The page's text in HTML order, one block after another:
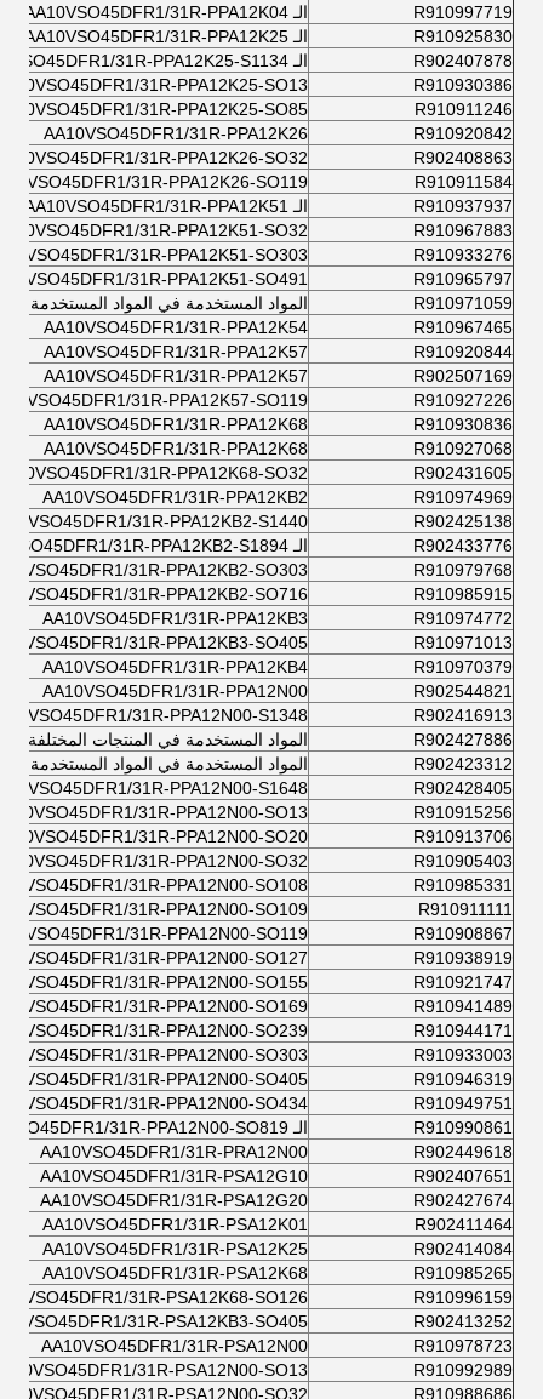
R910997719
الـ AA10VSO45DFR1/31R-PPA12K04
R910925830
الـ AA10VSO45DFR1/31R-PPA12K25
R902407878
الـ AA10VSO45DFR1/31R-PPA12K25-S1134
R910930386
31R-PPA12K25-SO13
R910911246
31R-PPA12K25-SO85
R910920842
AA10VSO45DFR1/31R-PPA12K26
R902408863
31R-PPA12K26-SO32
R910911584
31R-PPA12K26-SO119
R910937937
الـ AA10VSO45DFR1/31R-PPA12K51
R910967883
31R-PPA12K51-SO32
R910933276
31R-PPA12K51-SO303
R910965797
31R-PPA12K51-SO491
R910971059
المواد المستخدمة في المواد المستخدمة في
R910967465
AA10VSO45DFR1/31R-PPA12K54
R910920844
AA10VSO45DFR1/31R-PPA12K57
R902507169
AA10VSO45DFR1/31R-PPA12K57
R910927226
31R-PPA12K57-SO119
R910930836
AA10VSO45DFR1/31R-PPA12K68
R910927068
AA10VSO45DFR1/31R-PPA12K68
R902431605
31R-PPA12K68-SO32
R910974969
AA10VSO45DFR1/31R-PPA12KB2
R902425138
31R-PPA12KB2-S1440
R902433776
الـ AA10VSO45DFR1/31R-PPA12KB2-S1894
R910979768
31R-PPA12KB2-SO303
R910985915
31R-PPA12KB2-SO716
R910974772
AA10VSO45DFR1/31R-PPA12KB3
R910971013
31R-PPA12KB3-SO405
R910970379
AA10VSO45DFR1/31R-PPA12KB4
R902544821
AA10VSO45DFR1/31R-PPA12N00
R902416913
31R-PPA12N00-S1348
R902427886
المواد المستخدمة في المنتجات المختلفة:
R902423312
المواد المستخدمة في المواد المستخدمة في
R902428405
31R-PPA12N00-S1648
R910915256
31R-PPA12N00-SO13
R910913706
31R-PPA12N00-SO20
R910905403
31R-PPA12N00-SO32
R910985331
31R-PPA12N00-SO108
R910911111
31R-PPA12N00-SO109
R910908867
31R-PPA12N00-SO119
R910938919
31R-PPA12N00-SO127
R910921747
31R-PPA12N00-SO155
R910941489
31R-PPA12N00-SO169
R910944171
31R-PPA12N00-SO239
R910933003
31R-PPA12N00-SO303
R910946319
31R-PPA12N00-SO405
R910949751
31R-PPA12N00-SO434
R910990861
الـ AA10VSO45DFR1/31R-PPA12N00-SO819
R902449618
AA10VSO45DFR1/31R-PRA12N00
R902407651
AA10VSO45DFR1/31R-PSA12G10
R902427674
AA10VSO45DFR1/31R-PSA12G20
R902411464
AA10VSO45DFR1/31R-PSA12K01
R902414084
AA10VSO45DFR1/31R-PSA12K25
R910985265
AA10VSO45DFR1/31R-PSA12K68
R910996159
31R-PSA12K68-SO126
R902413252
31R-PSA12KB3-SO405
R910978723
AA10VSO45DFR1/31R-PSA12N00
R910992989
31R-PSA12N00-SO13
R910988686
31R-PSA12N00-SO32